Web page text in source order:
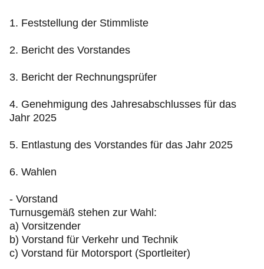
1. Feststellung der Stimmliste
2. Bericht des Vorstandes
3. Bericht der Rechnungsprüfer
4. Genehmigung des Jahresabschlusses für das
Jahr 2025
5. Entlastung des Vorstandes für das Jahr 2025
6. Wahlen
- Vorstand
Turnusgemäß stehen zur Wahl:
a) Vorsitzender
b) Vorstand für Verkehr und Technik
c) Vorstand für Motorsport (Sportleiter)